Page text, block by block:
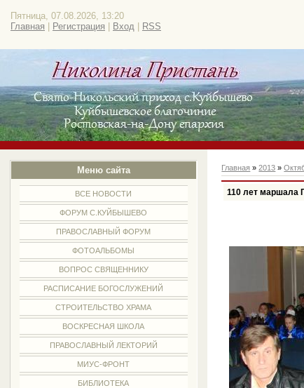
Пятница, 07.08.2026, 13:20
Главная
Регистрация Вход RSS
Меню сайта
ВСЕ НОВОСТИ
ФОРУМ С.КУЙБЫШЕВО
ПРАВОСЛАВНЫЙ ФОРУМ
ФОТОАЛЬБОМЫ
ВОПРОС СВЯЩЕННИКУ
РАСПИСАНИЕ БОГОСЛУЖЕНИЙ
СТРОИТЕЛЬСТВО ХРАМА
ВОСКРЕСНАЯ ШКОЛА
ПРАВОСЛАВНЫЙ ЛЕКТОРИЙ
МИУС-ФРОНТ
БИБЛИОТЕКА
Главная »2013 »
110 лет маршала